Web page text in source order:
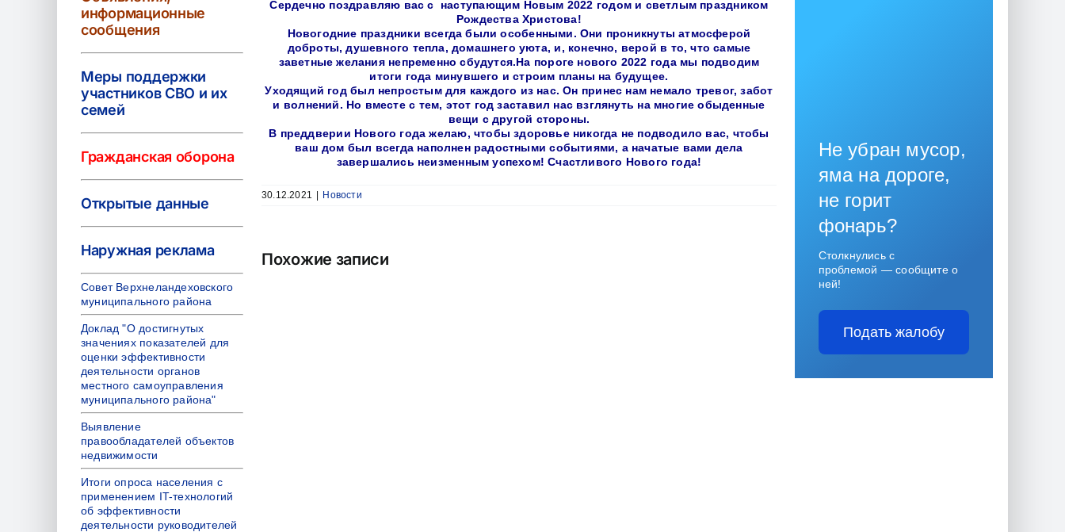
Сердечно поздравляю вас с наступающим Новым 2022 годом и светлым праздником
Рождества Христова!
Новогодние праздники всегда были особенными. Они проникнуты атмосферой
доброты, душевного тепла, домашнего уюта, и, конечно, верой в то, что самые
заветные желания непременно сбудутся.На пороге нового 2022 года мы подводим
итоги года минувшего и строим планы на будущее.
Уходящий год был непростым для каждого из нас. Он принес нам немало тревог, забот
и волнений. Но вместе с тем, этот год заставил нас взглянуть на многие обыденные
вещи с другой стороны.
В преддверии Нового года желаю, чтобы здоровье никогда не подводило вас, чтобы
ваш дом был всегда наполнен радостными событиями, а начатые вами дела
завершались неизменным успехом! Счастливого Нового года!
30.12.2021 Новости
Похожие записи
информационные
сообщения
Меры поддержки
участников СВО и их
семей
Гражданская оборона
Открытые данные
Наружная реклама
Совет Верхнеландеховского
муниципального района
Доклад "О достигнутых
значениях показателей для
оценки эффективности
деятельности органов
местного самоуправления
муниципального района"
Выявление
правообладателей объектов
недвижимости
Итоги опроса населения с
применением IT-технологий
об эффективности
деятельности руководителей
Не убран мусор,
яма на дороге,
не горит
фонарь?
Столкнулись с
проблемой — сообщите о
ней!
Подать жалобу